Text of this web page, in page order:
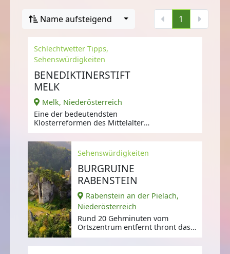
Name aufsteigend 1
Schlechtwetter Tipps,
Sehenswürdigkeiten
BENEDIKTINERSTIFT
MELK
Melk, Niederösterreich
Eine der bedeutendsten
Klosterreformen des Mittelalters
Melker
Sehenswürdigkeiten
BURGRUINE
RABENSTEIN
Rabenstein an der Pielach,
Niederösterreich
Rund 20 Gehminuten vom
Ortszentrum entfernt thront das